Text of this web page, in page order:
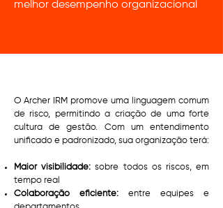
melhor desempenho organizacional
O Archer IRM promove uma linguagem comum
de risco, permitindo a criação de uma forte
cultura de gestão. Com um entendimento
unificado e padronizado, sua organização terá:
Maior visibilidade:sobre todos os riscos, em
tempo real
Colaboração eficiente: entre equipes e